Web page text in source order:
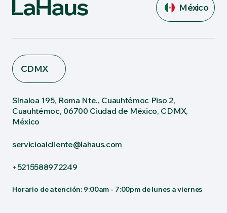
México
CDMX
Sinaloa 195, Roma Nte., Cuauhtémoc Piso 2,
Cuauhtémoc, 06700 Ciudad de México, CDMX,
México
servicioalcliente@lahaus.com
+5215588972249
Horario de atención: 9:00am - 7:00pm de lunes a viernes